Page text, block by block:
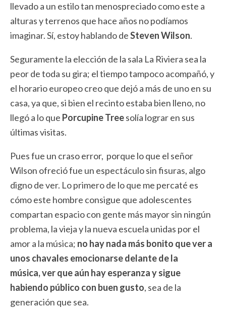
llevado a un estilo tan menospreciado como este a
alturas y terrenos que hace años no podíamos
imaginar. Sí, estoy hablando deSteven Wilson.
Seguramente la elección de la sala La Riviera sea la
peor de toda su gira; el tiempo tampoco acompañó, y
el horario europeo creo que dejó a más de uno en su
casa, ya que, si bien el recinto estaba bien lleno, no
llegó a lo que Porcupine Treesolía lograr en sus
últimas visitas.
Pues fue un craso error, porque lo que el señor
Wilson ofreció fue un espectáculo sin fisuras, algo
digno de ver. Lo primero de lo que me percaté es
cómo este hombre consigue que adolescentes
compartan espacio con gente más mayor sin ningún
problema, la vieja y la nueva escuela unidas por el
amor a la música; no hay nada más bonito que ver a
unos chavales emocionarse delante de la
música, ver que aún hay esperanza y sigue
habiendo público con buen gusto, sea de la
generación que sea.